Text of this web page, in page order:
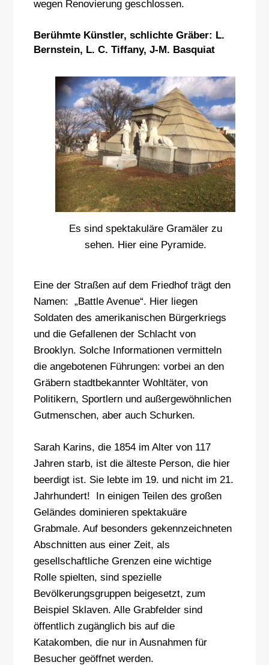
wegen Renovierung geschlossen.
Berühmte Künstler, schlichte Gräber: L.
Bernstein, L. C. Tiffany, J-M. Basquiat
Es sind spektakuläre Gramäler zu
sehen. Hier eine Pyramide.
Eine der Straßen auf dem Friedhof trägt den
Namen: „Battle Avenue“. Hier liegen
Soldaten des amerikanischen Bürgerkriegs
und die Gefallenen der Schlacht von
Brooklyn. Solche Informationen vermitteln
die angebotenen Führungen: vorbei an den
Gräbern stadtbekannter Wohltäter, von
Politikern, Sportlern und außergewöhnlichen
Gutmenschen, aber auch Schurken.
Sarah Karins, die 1854 im Alter von 117
Jahren starb, ist die älteste Person, die hier
beerdigt ist. Sie lebte im 19. und nicht im 21.
Jahrhundert! In einigen Teilen des großen
Geländes dominieren spektakuäre
Grabmale. Auf besonders gekennzeichneten
Abschnitten aus einer Zeit, als
gesellschaftliche Grenzen eine wichtige
Rolle spielten, sind spezielle
Bevölkerungsgruppen beigesetzt, zum
Beispiel Sklaven. Alle Grabfelder sind
öffentlich zugänglich bis auf die
Katakomben, die nur in Ausnahmen für
Besucher geöffnet werden.